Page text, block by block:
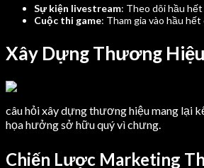
Sự kiện livestream: Theo dõi hầu
Cuộc thi game: Tham gia vào hầu
Xây Dựng Thương
câu hỏi xây dựng thương hiệu mang lại
họa hưởng sở hữu quý vì chưng.
Chiến Lược Marketing